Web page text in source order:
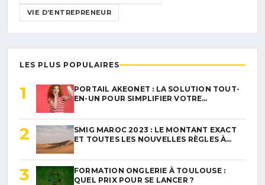
VIE D’ENTREPRENEUR
LES PLUS POPULAIRES
1
PORTAIL AKEONET : LA SOLUTION TOUT-
EN-UN POUR SIMPLIFIER VOTRE…
2
SMIG MAROC 2023 : LE MONTANT EXACT
ET TOUTES LES NOUVELLES RÈGLES À…
3
FORMATION ONGLERIE À TOULOUSE :
QUEL PRIX POUR SE LANCER ?